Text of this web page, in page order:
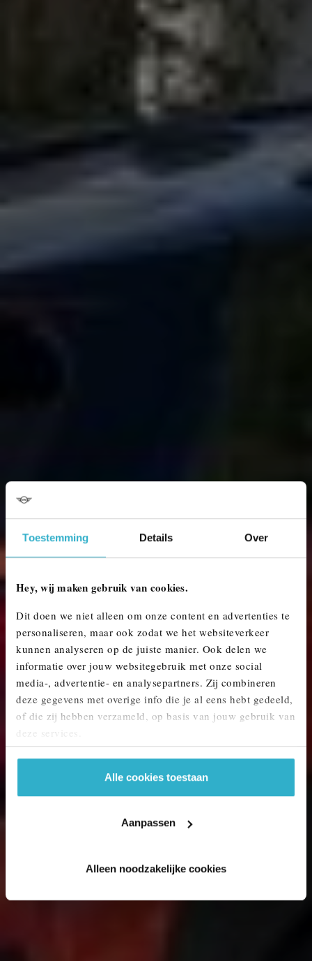
Toestemming Details Over
Hey, wij maken gebruik van cookies.
Dit doen we niet alleen om onze content en advertenties te
personaliseren, maar ook zodat we het websiteverkeer
kunnen analyseren op de juiste manier. Ook delen we
informatie over jouw websitegebruik met onze social
media-, advertentie- en analysepartners. Zij combineren
deze gegevens met overige info die je al eens hebt gedeeld,
of die zij hebben verzameld, op basis van jouw gebruik van
deze services.
Alle cookies toestaan
Aanpassen
Alleen noodzakelijke cookies
MINI KOPEN? ONTDEK ONS AANBOD.